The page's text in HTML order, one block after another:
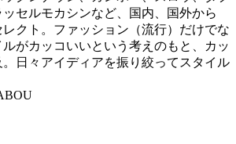
セルモカシンなど、国内、国外から
クト。ファッション（流行）だけでな
ルがカッコいいという考えのもと、カッ
日々アイディアを振り絞ってスタイル